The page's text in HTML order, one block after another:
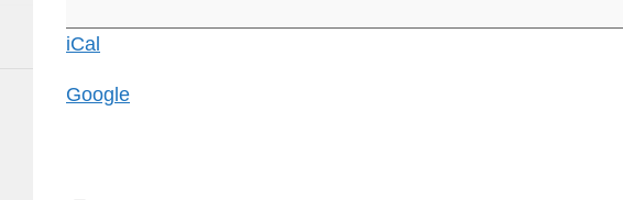
Spartaner
iCal
Google